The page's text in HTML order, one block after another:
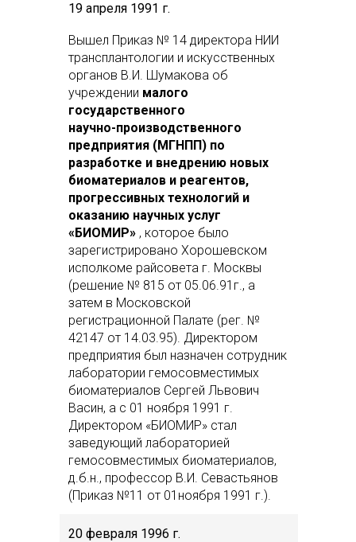
19 апреля 1991 г.
Вышел Приказ № 14 директора НИИ
трансплантологии и искусственных
органов В.И. Шумакова об
учреждении малого
государственного
научно-производственного
предприятия (МГНПП) по
разработке и внедрению новых
биоматериалов и реагентов,
прогрессивных технологий и
оказанию научных услуг
«БИОМИР» , которое было
зарегистрировано Хорошевском
исполкоме райсовета г. Москвы
(решение № 815 от 05.06.91г., а
затем в Московской
регистрационной Палате (рег. №
42147 от 14.03.95). Директором
предприятия был назначен сотрудник
лаборатории гемосовместимых
биоматериалов Сергей Львович
Васин, а с 01 ноября 1991 г.
Директором «БИОМИР» стал
заведующий лабораторией
гемосовместимых биоматериалов,
д.б.н., профессор В.И. Севастьянов
(Приказ №11 от 01ноября 1991 г.).
20 февраля 1996 г.